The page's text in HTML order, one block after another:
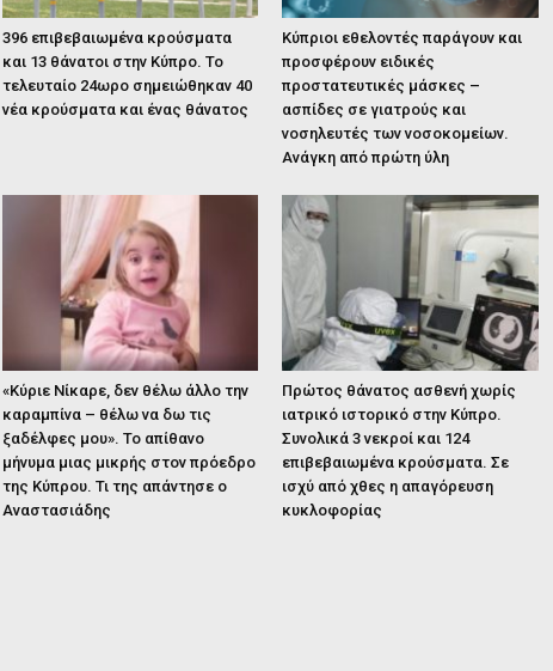
396 επιβεβαιωμένα κρούσματα
και 13 θάνατοι στην Κύπρο. Το
τελευταίο 24ωρο σημειώθηκαν 40
νέα κρούσματα και ένας θάνατος
Κύπριοι εθελοντές παράγουν και
προσφέρουν ειδικές
προστατευτικές μάσκες –
ασπίδες σε γιατρούς και
νοσηλευτές των νοσοκομείων.
Ανάγκη από πρώτη ύλη
«Κύριε Νίκαρε, δεν θέλω άλλο την
καραμπίνα – θέλω να δω τις
ξαδέλφες μου». Το απίθανο
μήνυμα μιας μικρής στον πρόεδρο
της Κύπρου. Τι της απάντησε ο
Αναστασιάδης
Πρώτος θάνατος ασθενή χωρίς
ιατρικό ιστορικό στην Κύπρο.
Συνολικά 3 νεκροί και 124
επιβεβαιωμένα κρούσματα. Σε
ισχύ από χθες η απαγόρευση
κυκλοφορίας